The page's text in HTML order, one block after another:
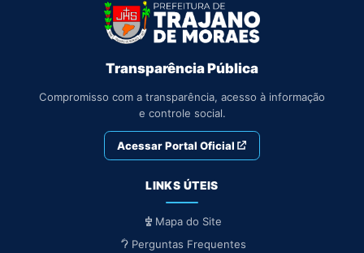
Transparência Pública
Compromisso com a transparência, acesso à informação
e controle social.
Acessar Portal Oficial
LINKS ÚTEIS
Mapa do Site
Perguntas Frequentes